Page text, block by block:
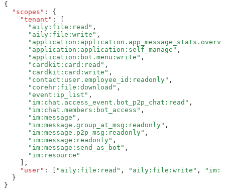
{
  "scopes"
:
{
    "tenant"
:
      "aily:file:read"
,
      "aily:file:write"
,
      "application:application:self_manage"
,
      "application:bot.menu:write"
,
      "cardkit:card:read"
,
      "cardkit:card:write"
,
      "contact:user.employee_id:readonly"
,
      "corehr:file:download"
,
      "event:ip_list"
,
      "im:chat.access_event.bot_p2p_chat:read"
,
      "im:chat.members:bot_access"
,
      "im:message"
,
      "im:message.group_at_msg:readonly"
,
      "im:message.p2p_msg:readonly"
,
      "im:message:readonly"
,
      "im:message:send_as_bot"
,
      "im:resource"
,
    "user"
: "aily:file:read" , "aily:file:write" ,
  }
}